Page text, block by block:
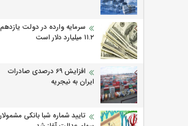
سرمایه وارده در دولت یازدهم
۱۱.۲ میلیارد دلار است
افزایش 69 درصدی صادرات
ایران به نیجریه
تایید شماره شبا بانکی